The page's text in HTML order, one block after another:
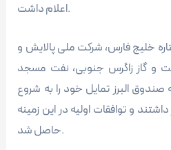
اعلام داشت.
خلیج فارس، شرکت ملی پالایش و
و گاز زاگرس جنوبی، نفت مسجد
البرز تمایل خود را به شروع
داشتند و توافقات اولیه در این زمینه
حاصل شد.